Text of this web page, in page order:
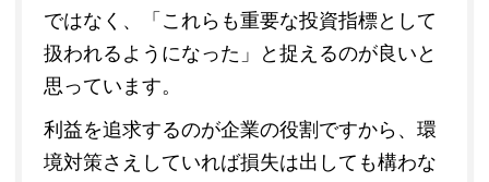
ではなく、「これらも重要な投資指標として
扱われるようになった」と捉えるのが良いと
思っています。
利益を追求するのが企業の役割ですから、環
境対策さえしていれば損失は出しても構わな